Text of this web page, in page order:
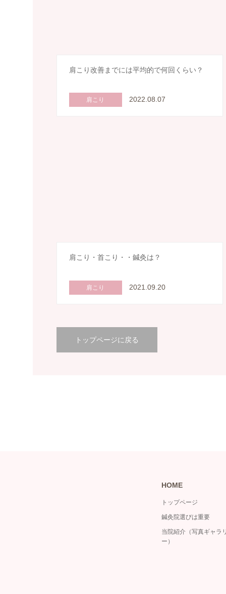
肩こり改善までには平均的で何回くらい？
肩こり 2022.08.07
肩こり・首こり・・鍼灸は？
肩こり 2021.09.20
トップページに戻る
HOME
トップページ
鍼灸院選びは重要
当院紹介（写真ギャラ
ー）